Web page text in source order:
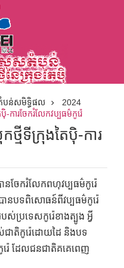
បន់សមិទ្ធិផល
2024
ារចែករំលែកវប្បធម៌កូរ៉េ
ទីក្រុងតៃប៉ិ-ការ
នចែករំលែកពហុវប្បធម៌កូរ៉េ
នបទពិសោធន៍ពីវប្បធម៌កូរ៉េ
បស់ប្រទេសកូរ៉េខាងត្បូង អ្វី
ាតិកូរ៉េដោយដៃ និងបទ
េ ដែលជនជាតិគគេពេញ